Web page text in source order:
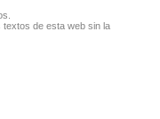
textos de esta web sin la